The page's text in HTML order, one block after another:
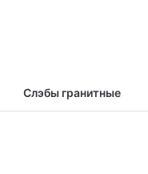
Слэбы гранитные